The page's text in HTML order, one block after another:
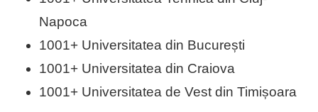
Napoca
1001+ Universitatea din București
1001+ Universitatea din Craiova
1001+ Universitatea de Vest din Timișoara